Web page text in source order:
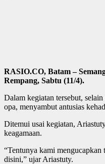
RASIO.CO, Batam –
Rempang, Sabtu (11/4).
Dalam kegiatan tersebut,
opa, menyambut antusias
Ditemui usai kegiatan,
keagamaan.
“Tentunya kami mengucapkan
disini,” ujar Ariastuty.